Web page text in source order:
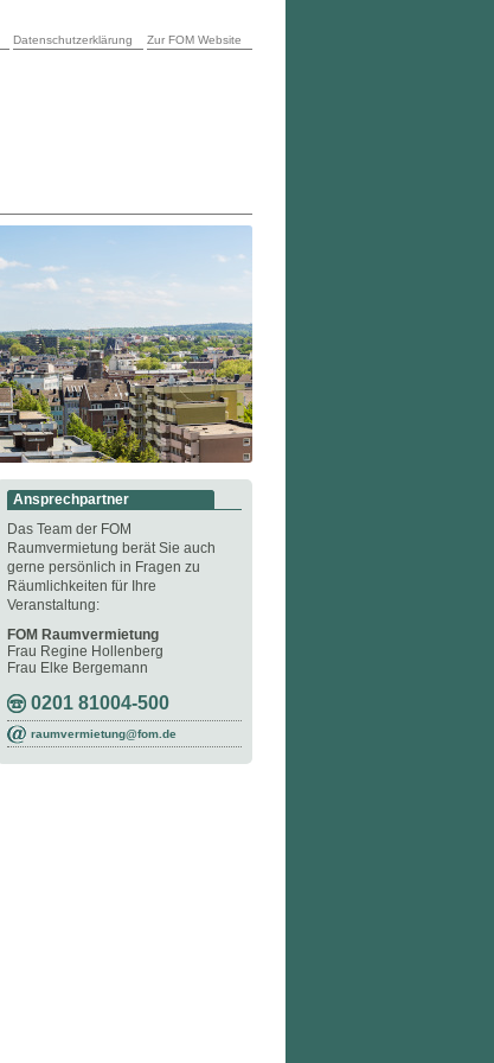
Datenschutzerklärung Zur FOM Website
Ansprechpartner
Das Team der FOM
Raumvermietung berät Sie auch
gerne persönlich in Fragen zu
Räumlichkeiten für Ihre
Veranstaltung:
FOM Raumvermietung
Frau Regine Hollenberg
Frau Elke Bergemann
0201 81004-500
raumvermietung@fom.de